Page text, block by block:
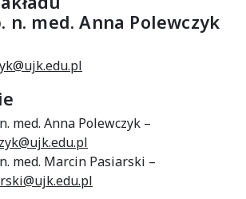
n. med. Anna Polewczyk
med. Anna Polewczyk –
med. Marcin Pasiarski –